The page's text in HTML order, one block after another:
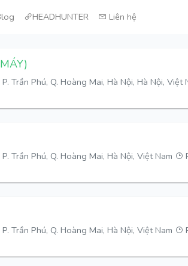
HEADHUNTER Liên hệ
Trần Phú, Q. Hoàng Mai, Hà Nội, Hà Nội, Việt
Trần Phú, Q. Hoàng Mai, Hà Nội, Việt Nam
Trần Phú, Q. Hoàng Mai, Hà Nội, Việt Nam